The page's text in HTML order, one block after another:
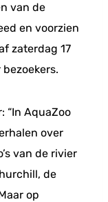
van de
en voorzien
zaterdag 17
“In AquaZoo
over
van de rivier
de
op